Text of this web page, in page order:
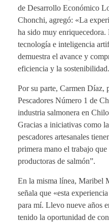
de Desarrollo Económico
Chonchi, agregó: «La
ha sido muy
tecnología e inteligencia
demuestra el avance y
eficiencia y la
Por su parte, Carmen Díaz,
Pescadores Número 1 de
industria salmonera en
Gracias a iniciativas como
pescadores artesanales
primera mano el trabajo que
productoras de salmón”.
En la misma línea, Maribel
señala que «esta
para mí. Llevo nueve años
tenido la oportunidad de